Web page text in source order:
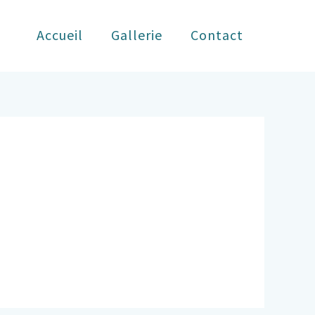
Accueil Gallerie Contact